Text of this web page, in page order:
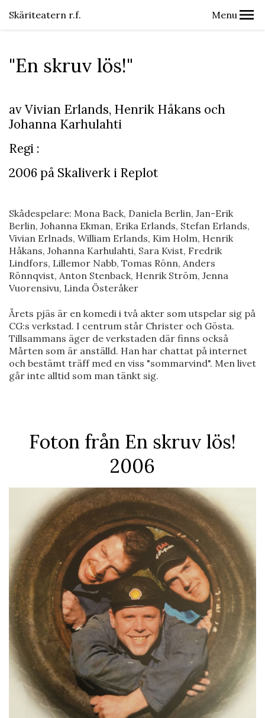
Skäriteatern r.f. Menu
"En skruv lös!"
av Vivian Erlands, Henrik Håkans och
Johanna Karhulahti
Regi :
2006 på Skaliverk i Replot
Skådespelare: Mona Back, Daniela Berlin, Jan-Erik
Berlin, Johanna Ekman, Erika Erlands, Stefan Erlands,
Vivian Erlnads, William Erlands, Kim Holm, Henrik
Håkans, Johanna Karhulahti, Sara Kvist, Fredrik
Lindfors, Lillemor Nabb, Tomas Rönn, Anders
Rönnqvist, Anton Stenback, Henrik Ström, Jenna
Vuorensivu, Linda Österåker
Årets pjäs är en komedi i två akter som utspelar sig på
CG:s verkstad. I centrum står Christer och Gösta.
Tillsammans äger de verkstaden där finns också
Mårten som är anställd. Han har chattat på internet
och bestämt träff med en viss "sommarvind". Men livet
går inte alltid som man tänkt sig.
Foton från En skruv lös!
2006